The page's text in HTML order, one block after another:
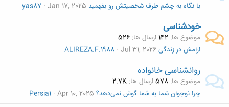
با نگاه به چشم طرف شخصیتش رو بفهمید Jan 17, 2025
yas87
خودشناسی
موضوع ها 142 ارسال ها 526
ارامش در زندگیJul 31, 2026
ALIREZA.F.1988
روانشناسی خانواده
موضوع ها 578ارسال ها 2.7K
چرا نوجوان شما به شما گوش نمی‌دهد؟ Apr 10, 2025
Persia1